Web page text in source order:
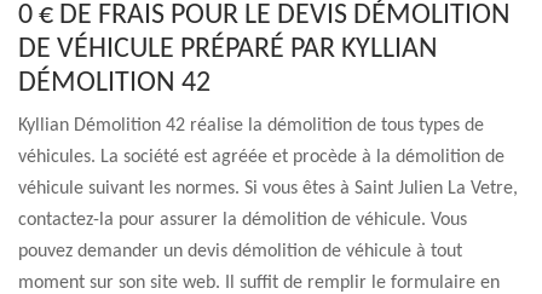
0 € DE FRAIS POUR LE DEVIS DÉMOLITION
DE VÉHICULE PRÉPARÉ PAR KYLLIAN
DÉMOLITION 42
Kyllian Démolition 42 réalise la démolition de tous types de
véhicules. La société est agréée et procède à la démolition de
véhicule suivant les normes. Si vous êtes à Saint Julien La Vetre,
contactez-la pour assurer la démolition de véhicule. Vous
pouvez demander un devis démolition de véhicule à tout
moment sur son site web. Il suffit de remplir le formulaire en